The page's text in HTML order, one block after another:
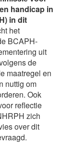
handicap in
in dit
het
BCAPH-
uit
de
maatregel en
nuttig om
Ook
reflectie
zich
over dit